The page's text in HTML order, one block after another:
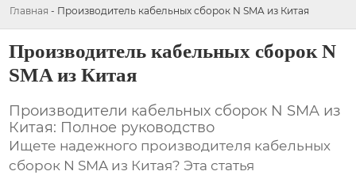
Главная - Производитель кабельных сборок N SMA из Китая
Производитель кабельных сборок N
SMA из Китая
Производители кабельных сборок N SMA из
Китая: Полное руководство
Ищете надежного производителя кабельных
сборок N SMA из Китая? Эта статья